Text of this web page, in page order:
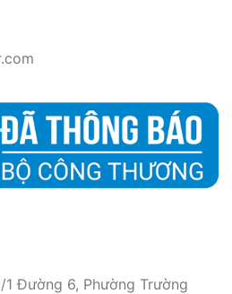
Đường 6, Phường Trường